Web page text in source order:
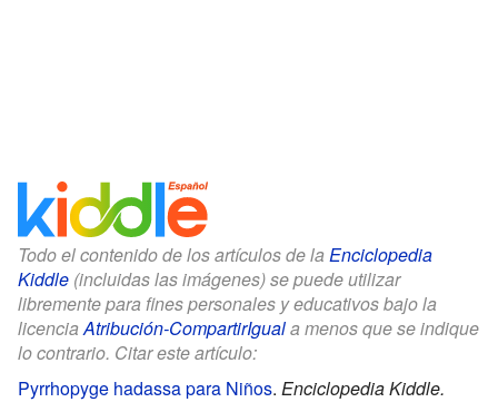
Todo el contenido de los artículos de la Enciclopedia
Kiddle (incluidas las imágenes) se puede utilizar
libremente para fines personales y educativos bajo la
licenciaAtribución-CompartirIguala menos que se indique
lo contrario. Citar este artículo:
Pyrrhopyge hadassa para Niños. Enciclopedia Kiddle.